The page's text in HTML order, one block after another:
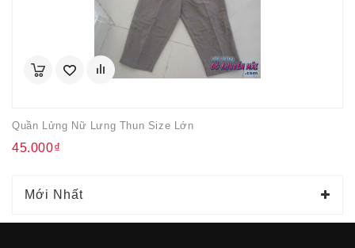
Quần Lửng Nữ Lưng Thun Size Lớn
45.000₫
Mới Nhất